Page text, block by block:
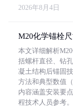
2026年8月4日
M20化学锚栓
本文详细解析
括螺杆直径、钻
凝土结构后锚固
方法和典型数值
内容涵盖安装要
程技术人员参考。